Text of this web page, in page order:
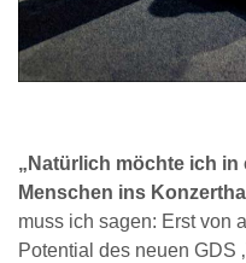
„Natürlich möchte ich in
Menschen ins
muss ich sagen: Erst von
Potential des neuen GDS